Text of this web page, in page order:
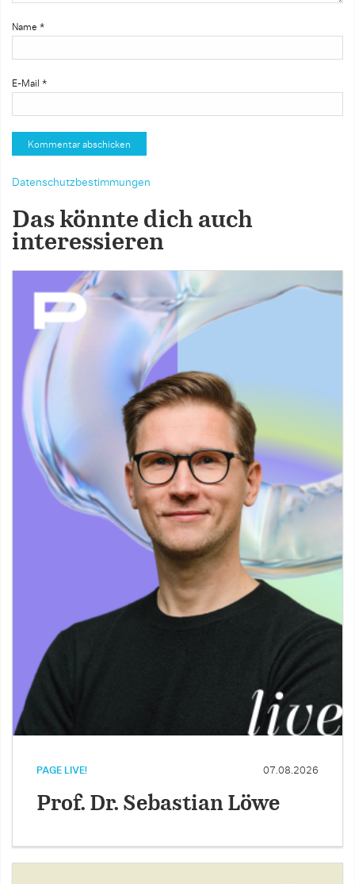
Name *
E-Mail *
Datenschutzbestimmungen
Das könnte dich auch
interessieren
PAGE LIVE! 07.08.2026
Prof. Dr. Sebastian Löwe